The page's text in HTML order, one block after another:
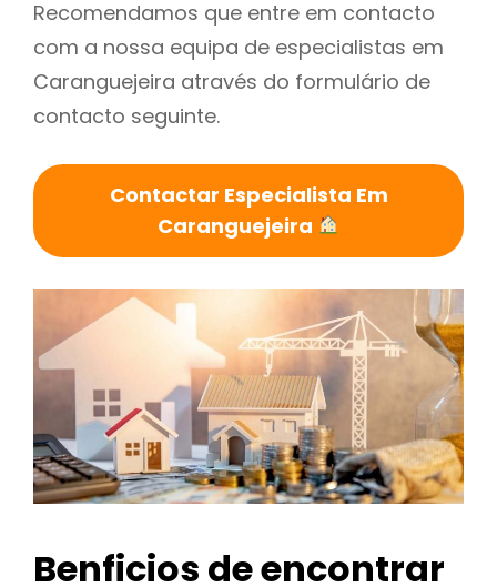
Recomendamos que entre em contacto
com a nossa equipa de especialistas em
Caranguejeira através do formulário de
contacto seguinte.
Contactar Especialista Em
Caranguejeira
Benficios de encontrar